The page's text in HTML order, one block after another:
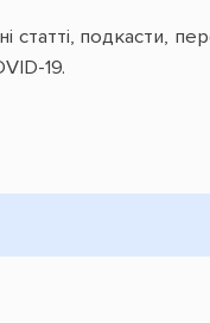
статті, подкасти,
19.